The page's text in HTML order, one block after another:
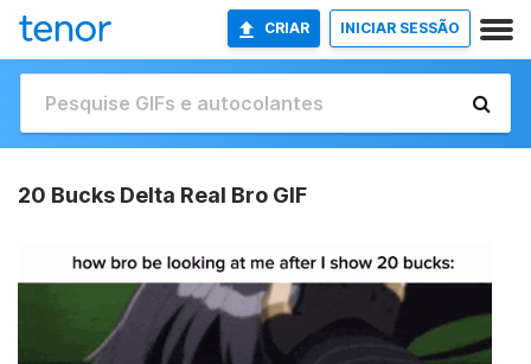
CRIAR INICIAR SESSÃO
20 Bucks Delta Real Bro GIF